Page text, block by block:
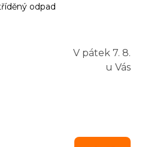
odpad
V pátek 7. 8.
u Vás